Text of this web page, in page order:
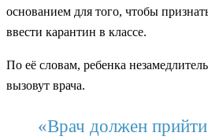
основанием для того, чтобы
ввести карантин в классе.
По её словам, ребенка
вызовут врача.
«Врач должен